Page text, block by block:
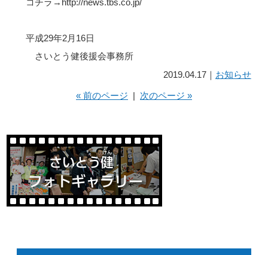
コチラ→http://news.tbs.co.jp/
平成29年2月16日
さいとう健後援会事務所
2019.04.17｜ お知らせ
« 前のページ | 次のページ »